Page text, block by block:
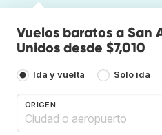
Vuelos baratos a San
Unidos desde $7,010
Ida y vuelta Solo ida
ORIGEN